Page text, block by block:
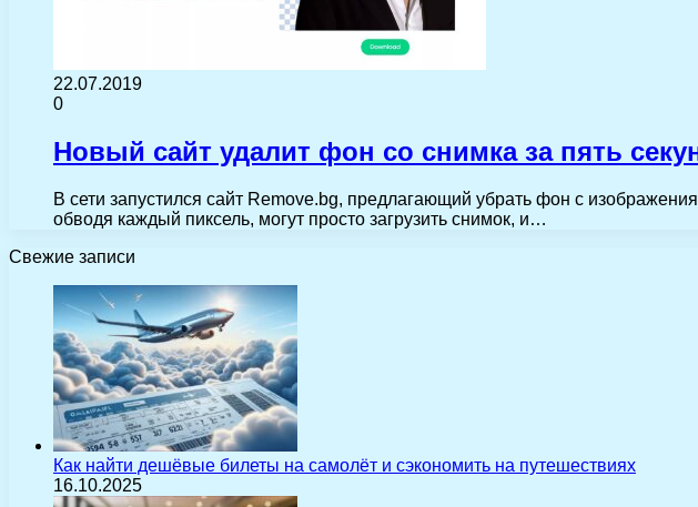
22.07.2019
0
Новый сайт удалит фон со снимка за пять
В сети запустился сайт Remove.bg, предлагающий убрать фон с
обводя каждый пиксель, могут просто загрузить снимок, и…
Свежие записи
Как найти дешёвые билеты на самолёт и сэкономить на путешествиях
16.10.2025